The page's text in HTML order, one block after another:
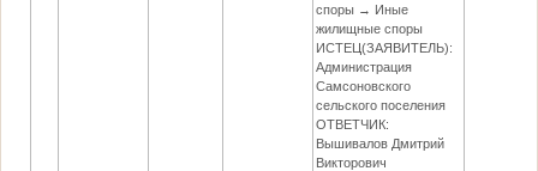
споры → Иные
жилищные споры
ИСТЕЦ(ЗАЯВИТЕЛЬ):
Администрация
Самсоновского
сельского поселения
ОТВЕТЧИК:
Вышивалов Дмитрий
Викторович